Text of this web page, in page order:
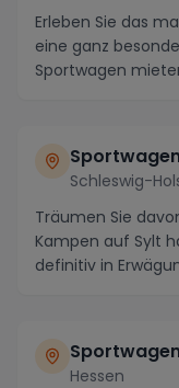
Erleben Sie das
eine ganz
Sportwagen
Schleswig-
Träumen Sie
Kampen auf Sylt
definitiv in
Hessen